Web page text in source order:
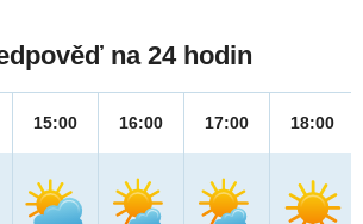
na 24 hodin
15:00 16:00 17:00 18:00